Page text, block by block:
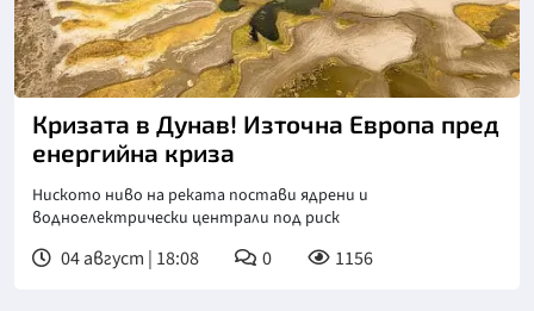
Снимка: goggle
Кризата в Дунав! Източна Европа пред
енергийна криза
Ниското ниво на реката постави ядрени и
водноелектрически централи под риск
04 август | 18:08 0 1156